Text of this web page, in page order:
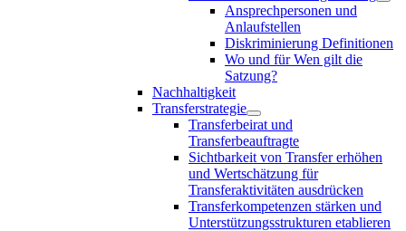
Ansprechpersonen und
Anlaufstellen
Diskriminierung Definitionen
Wo und für Wen gilt die
Satzung?
Nachhaltigkeit
Transferstrategie
Transferbeirat und
Transferbeauftragte
Sichtbarkeit von Transfer erhöhen
und Wertschätzung für
Transferaktivitäten ausdrücken
Transferkompetenzen stärken und
Unterstützungsstrukturen etablieren